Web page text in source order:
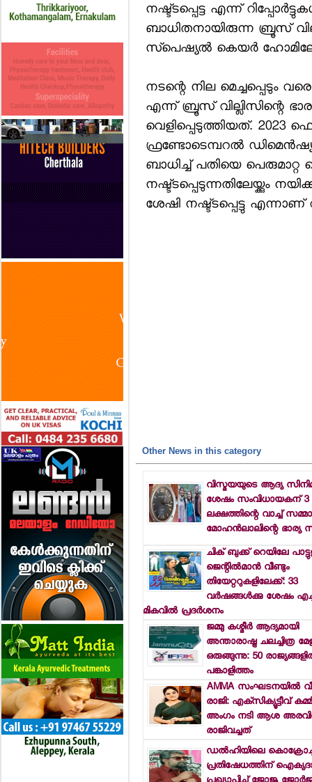
നഷ്ട്ടപ്പെട്ട എന്ന്
ബാധിതനായിരുന്ന ബ്രൂസ്
സ്‌പെഷ്യല്‍ കെയര്‍
നടന്റെ നില മെച്ചപ്പെടും
എന്ന് ബ്രൂസ് വില്ലിസിന്റെ
വെളിപ്പെടുത്തിയത്. 2023
ഫ്രണ്ടോടെമ്പറല്‍
ബാധിച്ച് പതിയെ
നഷ്ട്ടപ്പെടുന്നതിലേയ്ക്കും
ശേഷി നഷ്ട്ടപ്പെട്ടു എന്നാണ്
Other News in this category
വിസ്മയയുടെ ആദ്യ
ശേഷം സംവിധായകന് 3
ലക്ഷത്തിന്റെ വാച്ച്
മോഹന്‍ലാലിന്റെ ഭാര്യ
ചിക് ബുക്ക് റെയിലേ
ജെന്റില്‍മാന്‍ വീണ്ടും
തിയേറ്ററുകളിലേക്ക്: 33
വര്‍ഷങ്ങള്‍ക്കു ശേഷം
മികവില്‍ പ്രദര്‍ശനം
ജമ്മു കശ്മീര്‍ ആദ്യമായി
അന്താരാഷ്ട്ര ചലച്ചിത്ര
ഒരുങ്ങുന്നു: 50
പങ്കാളിത്തം
AMMA സംഘടനയില്‍
രാജി: എക്‌സിക്യൂട്ടീവ്
അംഗം നടി ആശ
രാജിവച്ചത്
ഡല്‍ഹിയിലെ
പ്രതിഷേധത്തിന്